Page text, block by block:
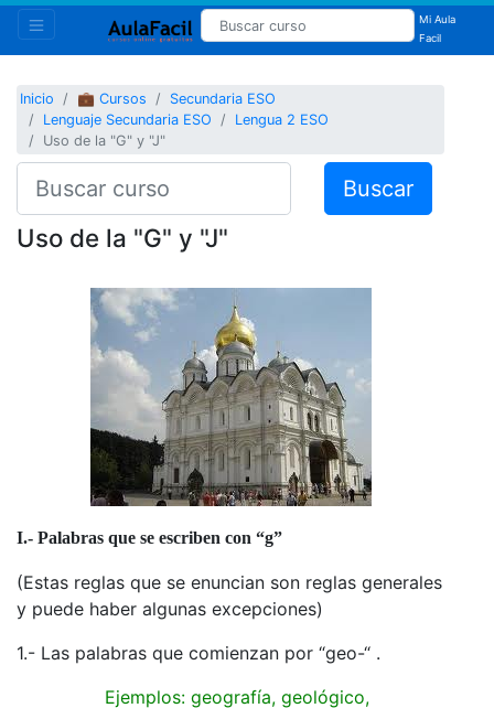
Mi Aula
Facil
Inicio 💼 Cursos
Secundaria ESO
Lenguaje Secundaria ESO
Lengua 2 ESO
Uso de la "G" y "J"
Buscar
Uso de la "G" y "J"
I.- Palabras que se escriben con “g”
(Estas reglas que se enuncian son reglas generales
y puede haber algunas excepciones)
1.- Las palabras que comienzan por “geo-“ .
Ejemplos: geografía, geológico,